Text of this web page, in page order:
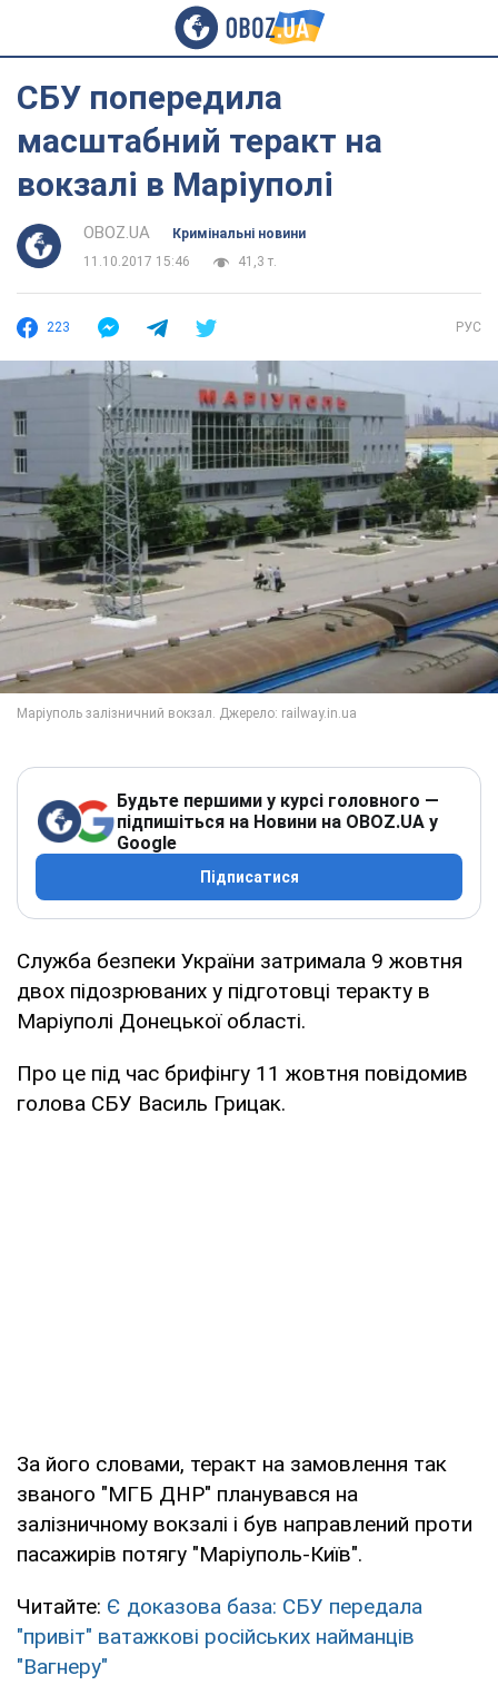
СБУ попередила
масштабний теракт на
вокзалі в Маріуполі
OBOZ.UA
Кримінальні новини
11.10.2017 15:46
41,3 т.
223 РУС
Будьте першими у курсі головного —
підпишіться на Новини на OBOZ.UA у
Google
Підписатися
Служба безпеки України затримала 9 жовтня
двох підозрюваних у підготовці теракту в
Маріуполі Донецької області.
Про це під час брифінгу 11 жовтня повідомив
голова СБУ Василь Грицак.
За його словами, теракт на замовлення так
званого "МГБ ДНР" планувався на
залізничному вокзалі і був направлений проти
пасажирів потягу "Маріуполь-Київ".
Читайте: Є доказова база: СБУ передала
"привіт" ватажкові російських найманців
"Вагнеру"